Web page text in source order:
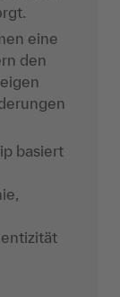
eine
den
basiert